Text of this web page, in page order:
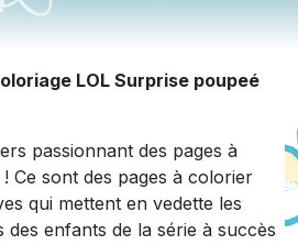
LOL Surprise poupeé
passionnant des pages à
Ce sont des pages à colorier
qui mettent en vedette les
enfants de la série à succès